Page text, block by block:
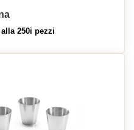
250i pezzi